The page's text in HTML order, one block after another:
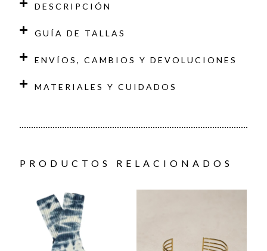
DESCRIPCIÓN
GUÍA DE TALLAS
ENVÍOS, CAMBIOS Y DEVOLUCIONES
MATERIALES Y CUIDADOS
PRODUCTOS RELACIONADOS